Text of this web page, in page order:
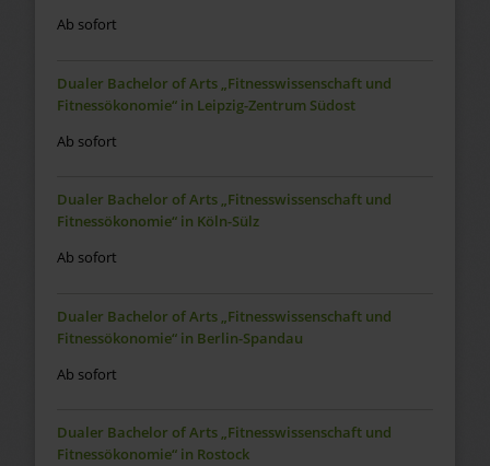
Ab sofort
Dualer Bachelor of Arts „Fitnesswissenschaft und
Fitnessökonomie“ in Leipzig-Zentrum Südost
Ab sofort
Dualer Bachelor of Arts „Fitnesswissenschaft und
Fitnessökonomie“ in Köln-Sülz
Ab sofort
Dualer Bachelor of Arts „Fitnesswissenschaft und
Fitnessökonomie“ in Berlin-Spandau
Ab sofort
Dualer Bachelor of Arts „Fitnesswissenschaft und
Fitnessökonomie“ in Rostock